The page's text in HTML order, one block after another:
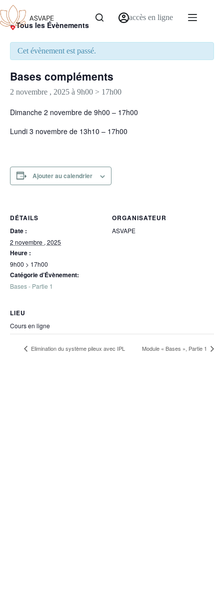
accès en ligne
« Tous les Évènements
Cet évènement est passé.
Bases compléments
2 novembre , 2025 à 9h00 > 17h00
Dimanche 2 novembre de 9h00 – 17h00
Lundi 3 novembre de 13h10 – 17h00
Ajouter au calendrier
DÉTAILS
Date :
2 novembre , 2025
Heure :
9h00 > 17h00
Catégorie d’Évènement:
Bases - Partie 1
ORGANISATEUR
ASVAPE
LIEU
Cours en ligne
Elimination du système pileux avec IPL Module « Bases », Partie 1